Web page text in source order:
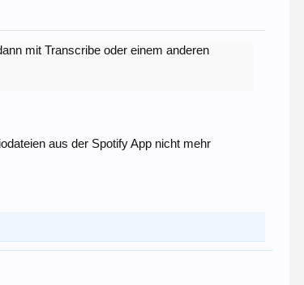
mit Transcribe oder einem anderen
aus der Spotify App nicht mehr